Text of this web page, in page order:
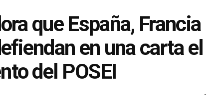
que España, Francia
en una carta el
del POSEI